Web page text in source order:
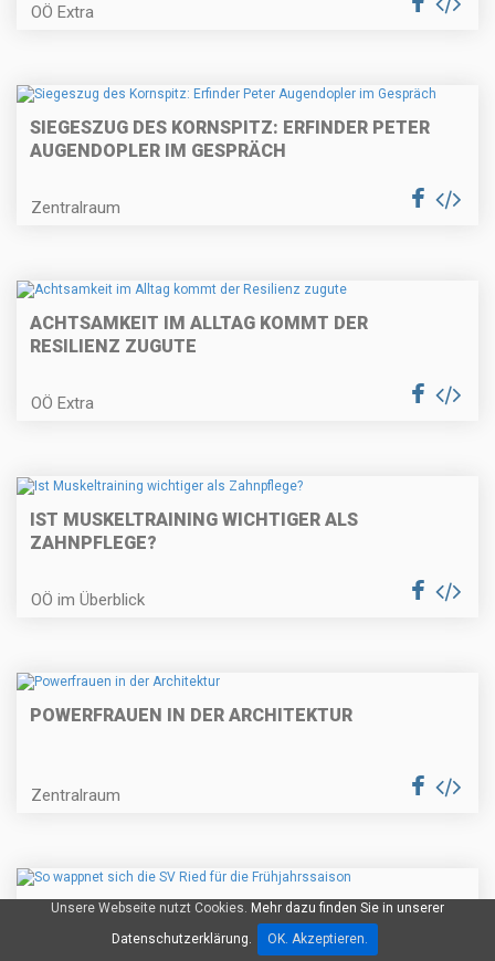
OÖ Extra
SIEGESZUG DES KORNSPITZ: ERFINDER PETER
AUGENDOPLER IM GESPRÄCH
Zentralraum
ACHTSAMKEIT IM ALLTAG KOMMT DER
RESILIENZ ZUGUTE
OÖ Extra
IST MUSKELTRAINING WICHTIGER ALS
ZAHNPFLEGE?
OÖ im Überblick
POWERFRAUEN IN DER ARCHITEKTUR
Zentralraum
SO WAPPNET SICH DIE SV RIED FÜR DIE
FRÜHJAHRSSAISON
Unsere Webseite nutzt Cookies. Mehr dazu finden Sie in unserer
Datenschutzerklärung.
OK. Akzeptieren.